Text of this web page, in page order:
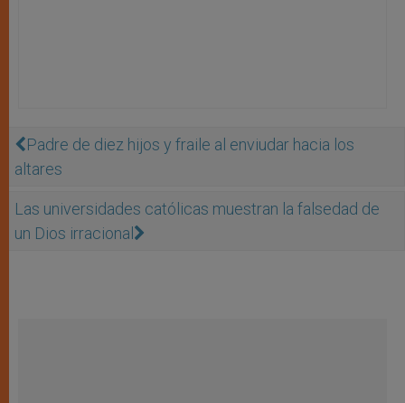
Padre de diez hijos y fraile al enviudar hacia los
altares
Las universidades católicas muestran la falsedad de
un Dios irracional